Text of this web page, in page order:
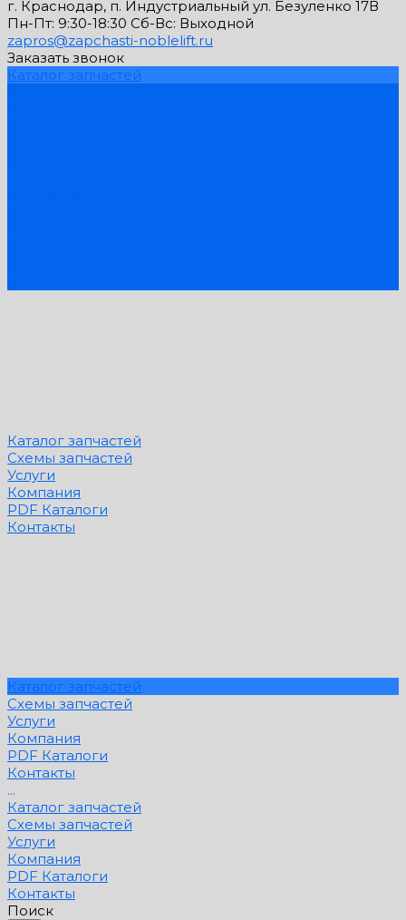
г. Краснодар, п. Индустриальный ул. Безуленко 17В
Пн-Пт: 9:30-18:30 Cб-Вс: Выходной
zapros@zapchasti-noblelift.ru
Заказать звонок
Каталог запчастей
Каталог запчастей
Схемы запчастей
Услуги
Компания
PDF Каталоги
Контакты
Каталог запчастей
Схемы запчастей
Услуги
Компания
PDF Каталоги
Контакты
...
Каталог запчастей
Схемы запчастей
Услуги
Компания
PDF Каталоги
Контакты
Поиск